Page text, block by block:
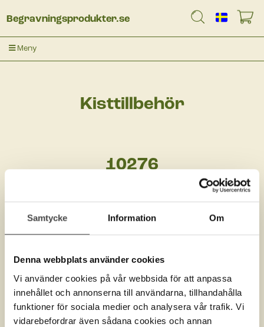
Samtycke Information Om
Denna webbplats använder cookies
Vi använder cookies på vår webbsida för att anpassa
innehållet och annonserna till användarna, tillhandahålla
funktioner för sociala medier och analysera vår trafik. Vi
vidarebefordrar även sådana cookies och annan
Begravningsprodukter.se
Meny
Kisttillbehör
10276